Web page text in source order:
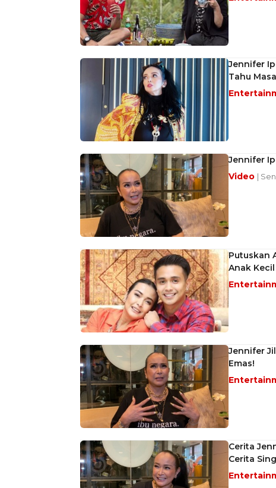
Jennifer
Tahu
Jennifer
Video |
Putuskan
Anak
Jennifer
Emas!
Cerita
Cerita